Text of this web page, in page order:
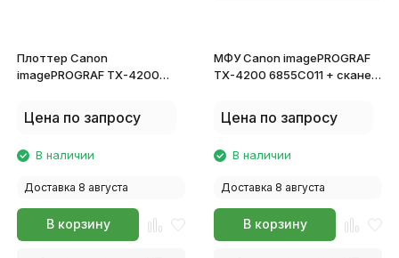
Плоттер Canon
imagePROGRAF TX-4200
Цена по запросу
В наличии
Доставка 8 августа
В корзину
МФУ Canon imagePROGRAF
TX-4200 6855C011 + сканер
Цена по запросу
В наличии
Доставка 8 августа
В корзину